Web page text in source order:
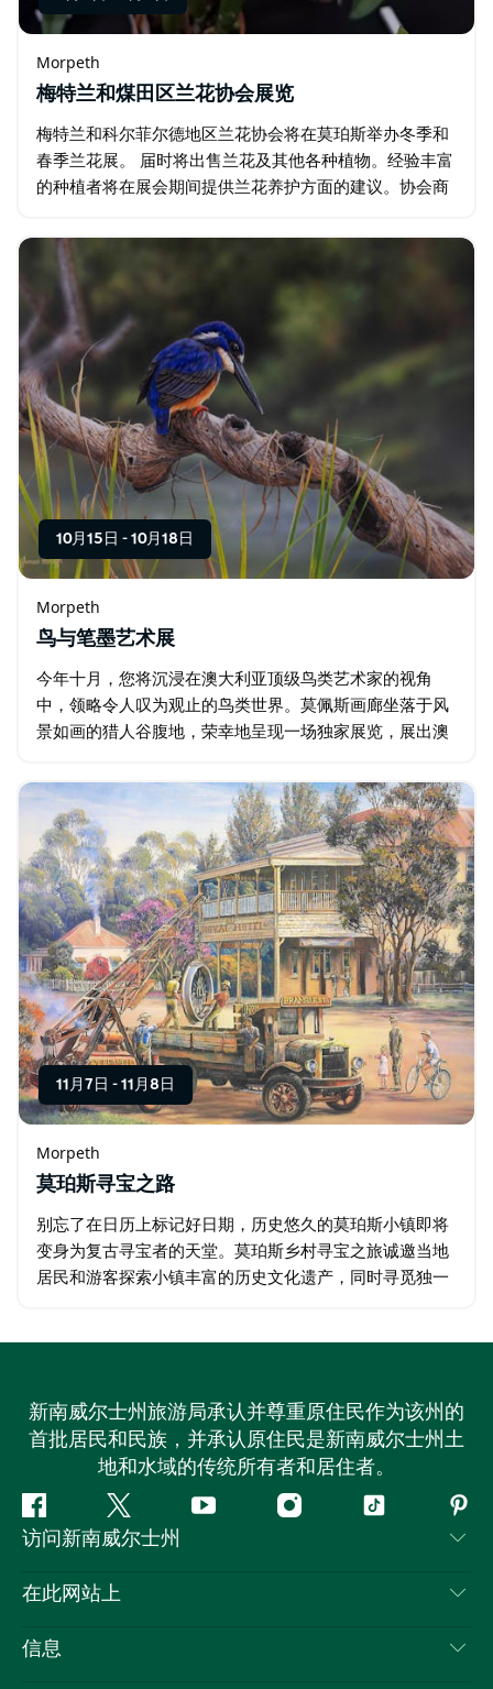
Morpeth
梅特兰和煤田区兰花协会展览
梅特兰和科尔菲尔德地区兰花协会将在莫珀斯举办冬季和
春季兰花展。 届时将出售兰花及其他各种植物。经验丰富
的种植者将在展会期间提供兰花养护方面的建议。协会商
等，并进行兰花抽奖活动。 无论您是热爱花卉…
10月15日 - 10月18日
Morpeth
鸟与笔墨艺术展
今年十月，您将沉浸在澳大利亚顶级鸟类艺术家的视角
中，领略令人叹为观止的鸟类世界。莫佩斯画廊坐落于风
景如画的猎人谷腹地，荣幸地呈现一场独家展览，展出澳
鸟类画作…
11月7日 - 11月8日
Morpeth
莫珀斯寻宝之路
别忘了在日历上标记好日期，历史悠久的莫珀斯小镇即将
变身为复古寻宝者的天堂。莫珀斯乡村寻宝之旅诚邀当地
居民和游客探索小镇丰富的历史文化遗产，同时寻觅独一
新南威尔士州旅游局承认并尊重原住民作为该州的
首批居民和民族，并承认原住民是新南威尔士州土
地和水域的传统所有者和居住者。
Facebook叽
叽
喳
YouTube Instagram抖
访问新南威尔士州
联系我们
隐私
在此网站上
目的地
信息